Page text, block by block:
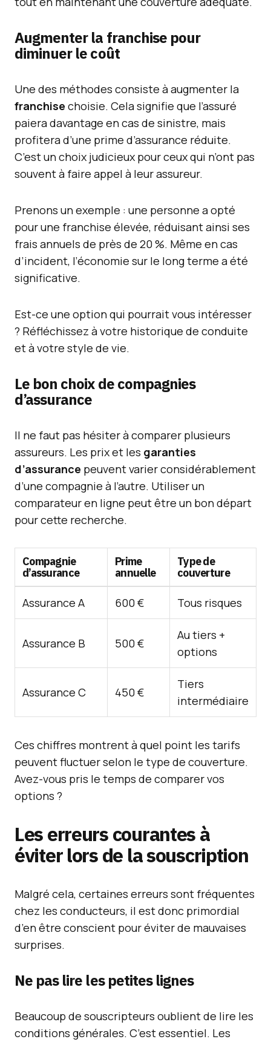
Augmenter la franchise pour
diminuer le coût
Une des méthodes consiste à augmenter la
franchise choisie. Cela signifie que l’assuré
paiera davantage en cas de sinistre, mais
profitera d’une prime d’assurance réduite.
C’est un choix judicieux pour ceux qui n’ont pas
souvent à faire appel à leur assureur.
Prenons un exemple : une personne a opté
pour une franchise élevée, réduisant ainsi ses
frais annuels de près de 20 %. Même en cas
d’incident, l’économie sur le long terme a été
significative.
Est-ce une option qui pourrait vous intéresser
? Réfléchissez à votre historique de conduite
et à votre style de vie.
Le bon choix de compagnies
d’assurance
Il ne faut pas hésiter à comparer plusieurs
assureurs. Les prix et les garanties
d’assurance peuvent varier considérablement
d’une compagnie à l’autre. Utiliser un
comparateur en ligne peut être un bon départ
pour cette recherche.
Compagnie
d’assurance
Prime
annuelle
Type de
couverture
Assurance A 600 € Tous risques
Assurance B 500 €
Au tiers +
options
Assurance C 450 €
Tiers
intermédiaire
Ces chiffres montrent à quel point les tarifs
peuvent fluctuer selon le type de couverture.
Avez-vous pris le temps de comparer vos
options ?
Les erreurs courantes à
éviter lors de la souscription
Malgré cela, certaines erreurs sont fréquentes
chez les conducteurs, il est donc primordial
d’en être conscient pour éviter de mauvaises
surprises.
Ne pas lire les petites lignes
Beaucoup de souscripteurs oublient de lire les
conditions générales. C’est essentiel. Les